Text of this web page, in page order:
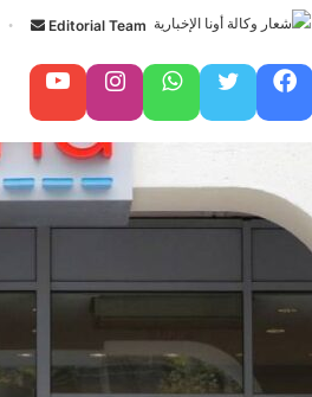
Editorial Team
ل
ب
ي
د
إ
فيسبوك تويتر واتساب تابعنا على إنستغرام تابعنا على يوتيوب